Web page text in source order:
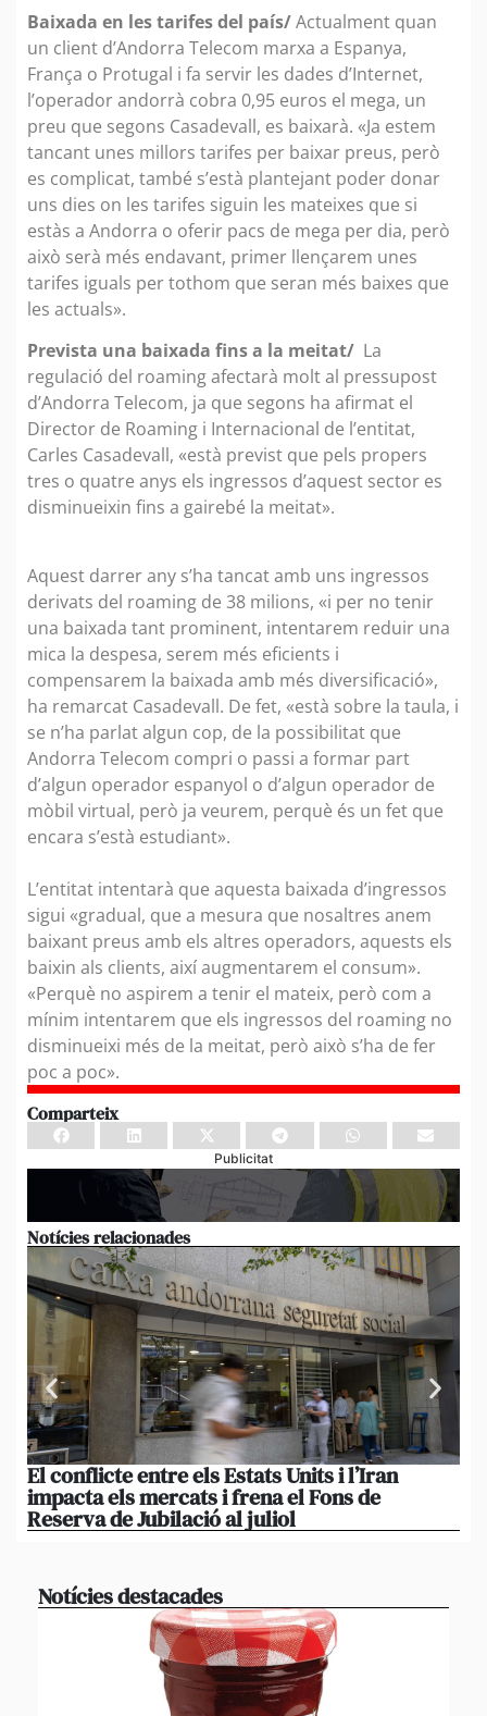
Baixada en les tarifes del país/Actualment quan
un client d’Andorra Telecom marxa a Espanya,
França o Protugal i fa servir les dades d’Internet,
l’operador andorrà cobra 0,95 euros el mega, un
preu que segons Casadevall, es baixarà. «Ja estem
tancant unes millors tarifes per baixar preus, però
es complicat, també s’està plantejant poder donar
uns dies on les tarifes siguin les mateixes que si
estàs a Andorra o oferir pacs de mega per dia, però
això serà més endavant, primer llençarem unes
tarifes iguals per tothom que seran més baixes que
les actuals».
Prevista una baixada fins a la meitat/ La
regulació del roaming afectarà molt al pressupost
d’Andorra Telecom, ja que segons ha afirmat el
Director de Roaming i Internacional de l’entitat,
Carles Casadevall, «està previst que pels propers
tres o quatre anys els ingressos d’aquest sector es
disminueixin fins a gairebé la meitat».
Aquest darrer any s’ha tancat amb uns ingressos
derivats del roaming de 38 milions, «i per no tenir
una baixada tant prominent, intentarem reduir una
mica la despesa, serem més eficients i
compensarem la baixada amb més diversificació»,
ha remarcat Casadevall. De fet, «està sobre la taula, i
se n’ha parlat algun cop, de la possibilitat que
Andorra Telecom compri o passi a formar part
d’algun operador espanyol o d’algun operador de
mòbil virtual, però ja veurem, perquè és un fet que
encara s’està estudiant».
L’entitat intentarà que aquesta baixada d’ingressos
sigui «gradual, que a mesura que nosaltres anem
baixant preus amb els altres operadors, aquests els
baixin als clients, així augmentarem el consum».
«Perquè no aspirem a tenir el mateix, però com a
mínim intentarem que els ingressos del roaming no
disminueixi més de la meitat, però això s’ha de fer
poc a poc».
Comparteix
Publicitat
Notícies relacionades
El conflicte entre els Estats Units i l’Iran
impacta els mercats i frena el Fons de
Reserva de Jubilació al juliol
Notícies destacades